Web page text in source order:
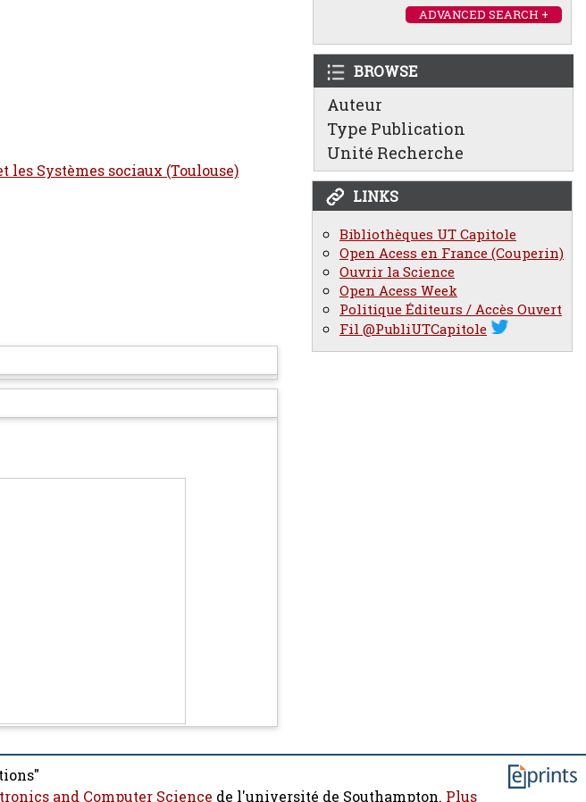
ADVANCED SEARCH +
BROWSE
Auteur
Type Publication
Unité Recherche
LINKS
Bibliothèques UT Capitole
Open Acess en France (Couperin)
Ouvrir la Science
Open Acess Week
Politique Éditeurs / Accès Ouvert
Fil @PubliUTCapitole
les Systèmes sociaux (Toulouse)
and Computer Science de l'université de Southampton. Plus